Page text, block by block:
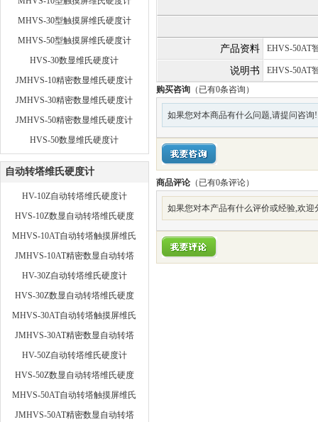
产品资料 EHVS-50AT
说明书
EHVS-50AT
购买咨询 （已有0条咨询）
如果您对本商品有什么问题,请提问咨询!
商品评论 （已有0条评论）
如果您对本产品有什么评价或经验,欢迎
MHVS-30型触摸屏维氏硬度计
MHVS-50型触摸屏维氏硬度计
HVS-30数显维氏硬度计
JMHVS-10精密数显维氏硬度计
JMHVS-30精密数显维氏硬度计
JMHVS-50精密数显维氏硬度计
HVS-50数显维氏硬度计
自动转塔维氏硬度计
HV-10Z自动转塔维氏硬度计
HVS-10Z数显自动转塔维氏硬度
MHVS-10AT自动转塔触摸屏维氏
JMHVS-10AT精密数显自动转塔
HV-30Z自动转塔维氏硬度计
HVS-30Z数显自动转塔维氏硬度
MHVS-30AT自动转塔触摸屏维氏
JMHVS-30AT精密数显自动转塔
HV-50Z自动转塔维氏硬度计
HVS-50Z数显自动转塔维氏硬度
MHVS-50AT自动转塔触摸屏维氏
JMHVS-50AT精密数显自动转塔